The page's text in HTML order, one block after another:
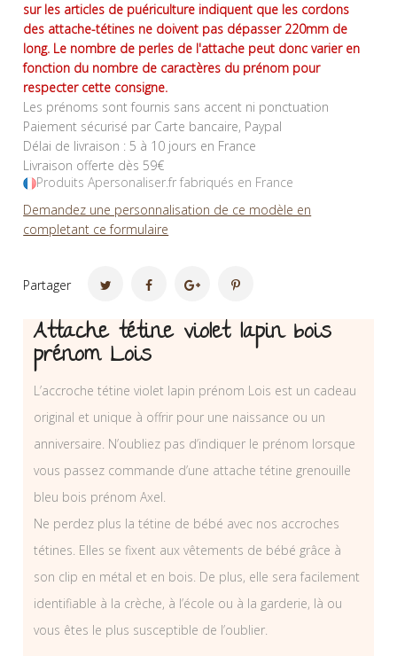
sur les articles de puériculture indiquent que les cordons
des attache-tétines ne doivent pas dépasser 220mm de
long. Le nombre de perles de l'attache peut donc varier en
fonction du nombre de caractères du prénom pour
respecter cette consigne.
Les prénoms sont fournis sans accent ni ponctuation
Paiement sécurisé par Carte bancaire, Paypal
Délai de livraison : 5 à 10 jours en France
Livraison offerte dès 59€
Produits Apersonaliser.fr fabriqués en France
Demandez une personnalisation de ce modèle en
completant ce formulaire
Partager
Attache tétine violet lapin bois
prénom Lois
L’accroche tétine violet lapin prénom Lois est un cadeau
original et unique à offrir pour une naissance ou un
anniversaire. N’oubliez pas d’indiquer le prénom lorsque
vous passez commande d’une attache tétine grenouille
bleu bois prénom Axel.
Ne perdez plus la tétine de bébé avec nos accroches
tétines. Elles se fixent aux vêtements de bébé grâce à
son clip en métal et en bois. De plus, elle sera facilement
identifiable à la crèche, à l’école ou à la garderie, là ou
vous êtes le plus susceptible de l’oublier.